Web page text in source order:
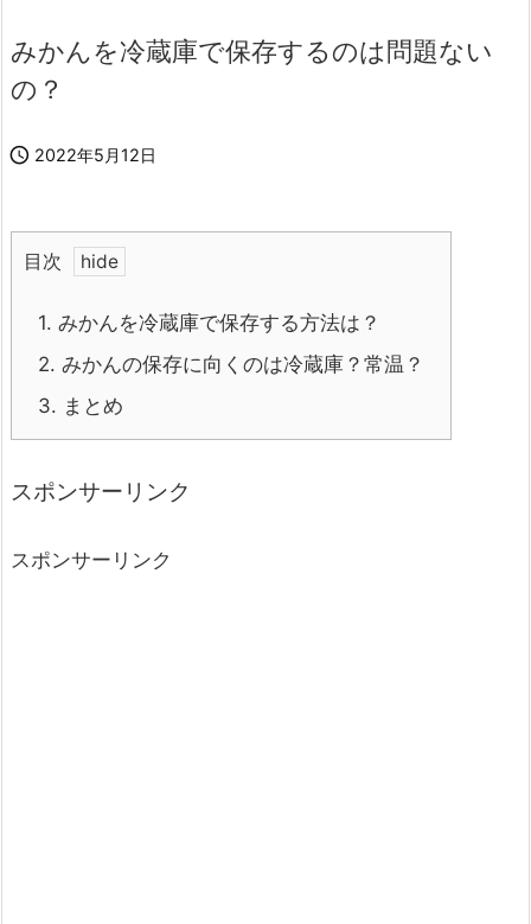
みかんを冷蔵庫で保存するのは問題ない
の？
 2022年5月12日
目次
1. みかんを冷蔵庫で保存する方法は？
2. みかんの保存に向くのは冷蔵庫？常温？
3. まとめ
スポンサーリンク
スポンサーリンク